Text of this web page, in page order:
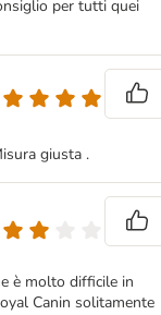
per tutti quei
giusta .
è molto difficile in
Canin solitamente